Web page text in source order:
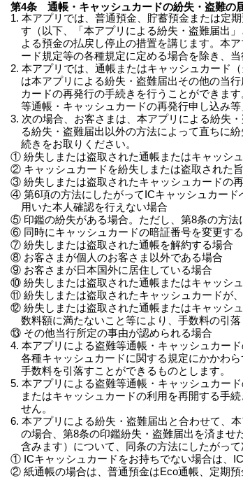
第4条 通帳・キャッシュカードの紛失・盗難の
1. 本アプリでは、普通預金、貯蓄預金または定
す（以下、「本アプリによる紛失・盗難届出
よる預金の払戻し停止の措置を講じます。本
ード規定等の各種規定に定める場合を除き、当
2. 本アプリでは、通帳またはキャッシュカード
は本アプリによる紛失・盗難届出その他の当
カードの再発行の手続きを行うことができま
等通帳・キャッシュカードの再発行申し込み
3. 次の場合、お客さまは、本アプリによる紛失
る紛失・盗難届出以外の方法によって直ちに
続きをお取りください。
① 紛失しまたは盗取された通帳またはキャッシ
② キャッシュカードを紛失しまたは盗取された
③ 紛失しまたは盗取されたキャッシュカードの
④ 第6項の方法にしたがってICキャッシュカード
用いた本人確認を行えない場合
⑤ 印鑑の紛失がある場合。ただし、第8条の方法
⑥ 同時にキャッシュカードの暗証番号を変更す
⑦ 紛失しまたは盗取された通帳を解約する場合
⑧ お客さまが個人のお客さま以外である場合
⑨ お客さまが日本国外に居住している場合
⑩ 紛失しまたは盗取された通帳またはキャッシ
⑪ 紛失しまたは盗取されたキャッシュカードが
⑫ 紛失しまたは盗取された通帳またはキャッシ
数料額に満たないこと等により、手数料の引
⑬ その他当行所定の事由が認められる場合
4. 本アプリによる盗難等通帳・キャッシュカー
各種キャッシュカードに関する規定にかかわ
手数料を引落すことができるものとします。
5. 本アプリによる盗難等通帳・キャッシュカー
またはキャッシュカードの利用を再開する手
せん。
6. 本アプリによる紛失・盗難届出と合わせて、
の場合、第8条の印鑑紛失・盗難届出を済ま
含みます）について、同条の方法にしたがっ
① ICキャッシュカードをお持ちでない場合は、
② 紙通帳の場合は、普通預金はEco通帳、定期預